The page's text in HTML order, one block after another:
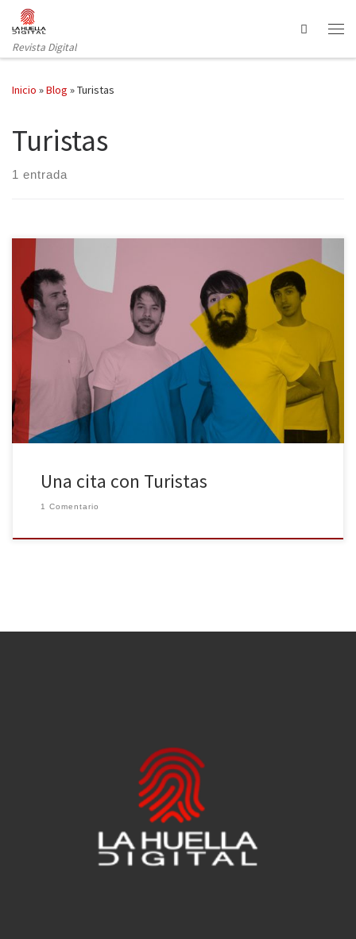
Saltar al contenido
Revista Digital
Search
Inicio »Blog »Turistas
Turistas
1 entrada
Las citas a ciegas son una constante en el periodismo. Cuadrar
agendas y quedar en terreno neutral, normalmente un bar, es tan
habitual que debería impartirse como asignatura en las
universidades. Elegir un bar es imprescindible siempre que haya
músicos o periodistas entre los citados. La presencia de alcohol
tranquiliza […]
Una cita con Turistas
1 Comentario